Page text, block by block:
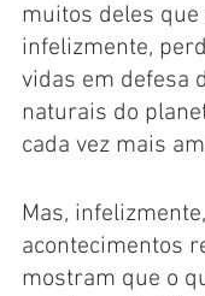
muitos deles
infelizmente,
vidas em defesa
naturais do
cada vez mais
Mas,
acontecimentos
mostram que o